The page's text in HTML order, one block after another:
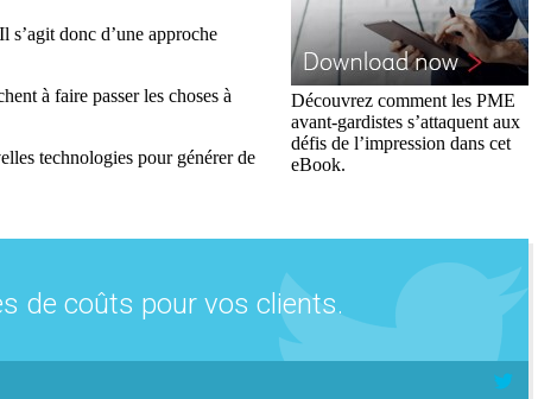
Découvrez comment les PME
avant-gardistes s’attaquent aux
défis de l’impression dans cet
eBook.
s’agit donc d’une approche
à faire passer les choses à
technologies pour générer de
de coûts pour vos clients.